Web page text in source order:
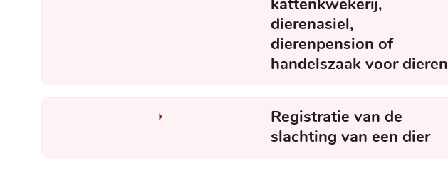
kattenkwekerij,
dierenasiel,
dierenpension of
handelszaak voor dieren
Registratie van de
slachting van een dier